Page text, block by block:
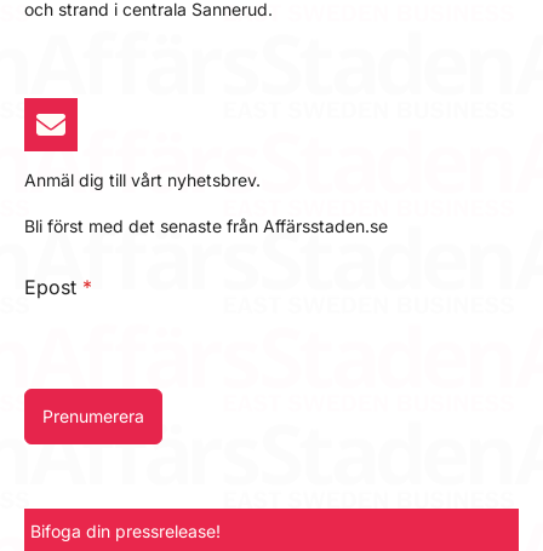
och strand i centrala Sannerud.
Anmäl dig till vårt nyhetsbrev.
Bli först med det senaste från Affärsstaden.se
Epost *
Prenumerera
Bifoga din pressrelease!